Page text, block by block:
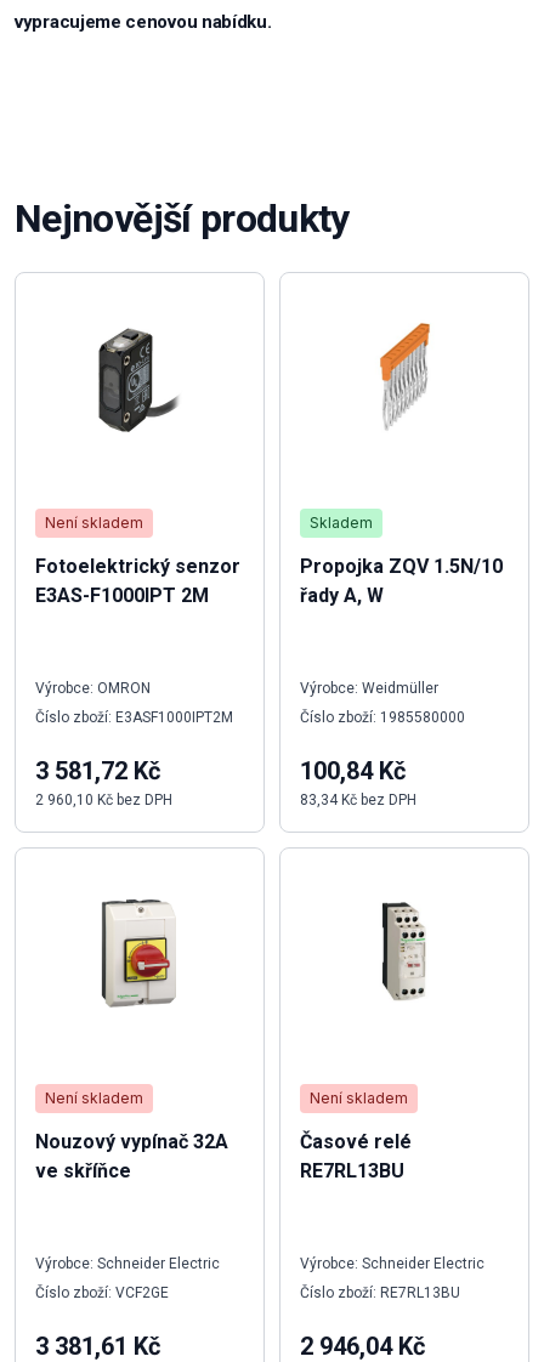
vypracujeme cenovou nabídku.
Nejnovější produkty
Není skladem
Fotoelektrický senzor
E3AS-F1000IPT 2M
Výrobce: OMRON
Číslo zboží: E3ASF1000IPT2M
3 581,72 Kč
2 960,10 Kč bez DPH
Není skladem
Nouzový vypínač 32A
ve skříňce
Výrobce: Schneider Electric
Číslo zboží: VCF2GE
3 381,61 Kč
Skladem
Propojka ZQV 1.5N/10
řady A, W
Výrobce: Weidmüller
Číslo zboží: 1985580000
100,84 Kč
83,34 Kč bez DPH
Není skladem
Časové relé
RE7RL13BU
Výrobce: Schneider Electric
Číslo zboží: RE7RL13BU
2 946,04 Kč